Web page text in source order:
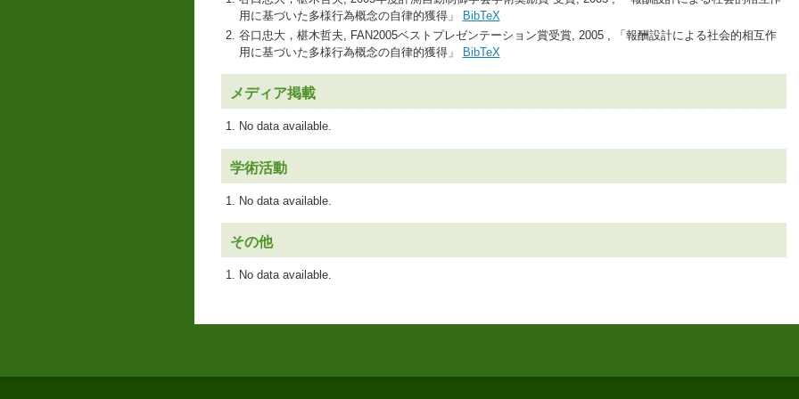
用に基づいた多様行為概念の自律的獲得」
BibTeX
谷口忠大，椹木哲夫, FAN2005ベストプレゼンテーション賞受賞, 2005 , 「報酬設計による社会的相互作
用に基づいた多様行為概念の自律的獲得」 BibTeX
メディア掲載
No data available.
学術活動
No data available.
その他
No data available.